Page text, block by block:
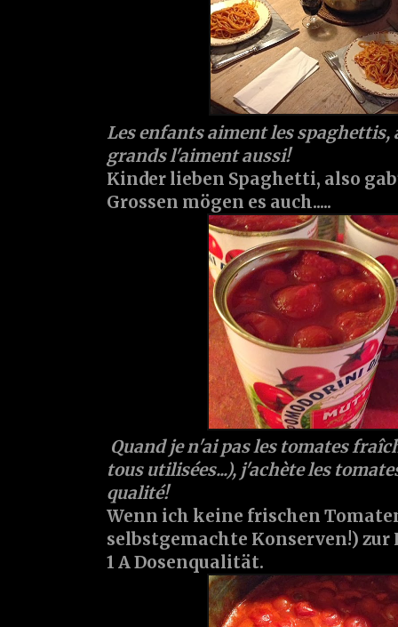
Les enfants aiment les spaghettis,
grands l'aiment aussi!
Kinder lieben Spaghetti, also
Grossen mögen es auch.....
Quand je n'ai pas les tomates
tous utilisées...), j'achète les
qualité!
Wenn ich keine frischen
selbstgemachte Konserven!) zur
1 A Dosenqualität.